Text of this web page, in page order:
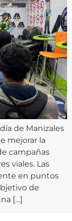
de Manizales
mejorar la
campañas
viales. Las
en puntos
de
[…]